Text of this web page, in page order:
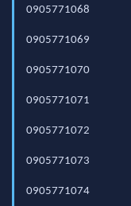
0905771068
0905771069
0905771070
0905771071
0905771072
0905771073
0905771074